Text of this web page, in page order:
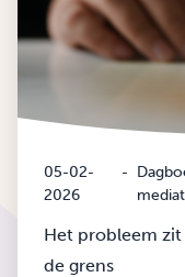
05-02-
2026
-
Het probleem zit
de grens